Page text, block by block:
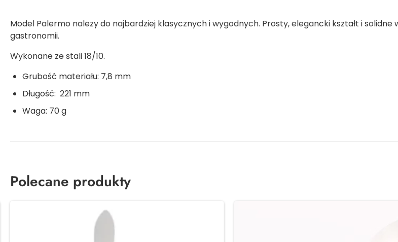
Model Palermo należy do najbardziej klasycznych i wygodnych. Prosty, elegancki kształt i
gastronomii.
Wykonane ze stali 18/10.
Grubość materiału: 7,8 mm
Długość: 221 mm
Waga: 70 g
Polecane produkty